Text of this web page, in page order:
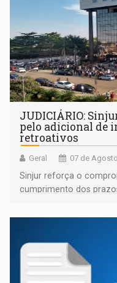
JUDICIÁRIO:
pelo adicional de
retroativos
Geral 07 de
Sinjur reforça o
cumprimento dos